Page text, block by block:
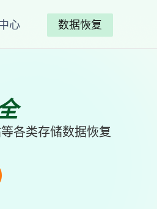
心 数据恢复
各类存储数据恢复